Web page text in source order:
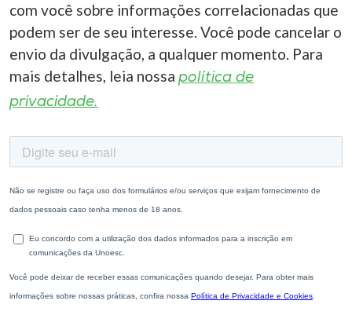
com você sobre informações correlacionadas que
podem ser de seu interesse. Você pode cancelar o
envio da divulgação, a qualquer momento. Para
mais detalhes, leia nossa política de
privacidade.